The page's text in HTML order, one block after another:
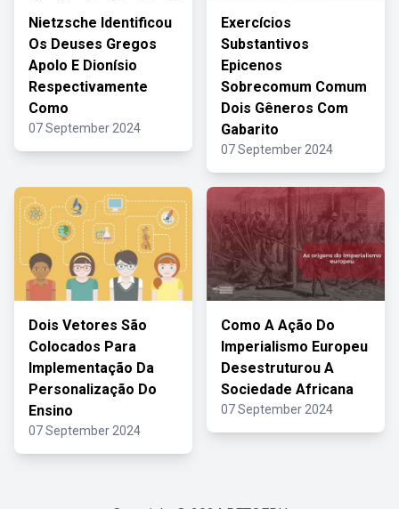
Nietzsche Identificou
Os Deuses Gregos
Apolo E Dionísio
Respectivamente
Como
07 September 2024
Exercícios
Substantivos
Epicenos
Sobrecomum Comum
Dois Gêneros Com
Gabarito
07 September 2024
Dois Vetores São
Colocados Para
Implementação Da
Personalização Do
Ensino
07 September 2024
Como A Ação Do
Imperialismo Europeu
Desestruturou A
Sociedade Africana
07 September 2024